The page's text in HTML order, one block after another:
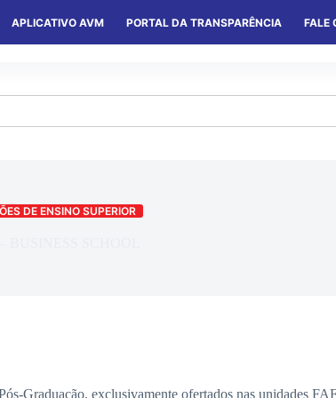
APLICATIVO AVM PORTAL DA TRANSPARÊNCIA FALE
DE ENSINO SUPERIOR
Pós-Graduação, exclusivamente ofertados nas